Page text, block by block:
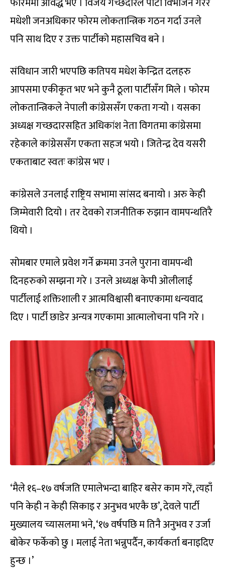
मधेशी जनअधिकार फोरम लोकतान्त्रिक गठन गर्दा उनले
पनि साथ दिए र उक्त पार्टीको महासचिव बने ।
संविधान जारी भएपछि कतिपय मधेश केन्द्रित दलहरु
आपसमा एकीकृत भए भने कुनै ठूला पार्टीसँग मिले । फोरम
लोकतान्त्रिकले नेपाली कांग्रेससँग एकता गर्‍यो । यसका
अध्यक्ष गच्छदारसहित अधिकांश नेता विगतमा कांग्रेसमा
रहेकाले कांग्रेससँग एकता सहज भयो । जितेन्द्र देव यसरी
एकताबाट स्वतः कांग्रेस भए ।
कांग्रेसले उनलाई राष्ट्रिय सभामा सांसद बनायो । अरु केही
जिम्मेवारी दियो । तर देवको राजनीतिक रुझान वामपन्थतिरै
थियो ।
सोमबार एमाले प्रवेश गर्ने क्रममा उनले पुराना वामपन्थी
दिनहरुको सम्झना गरे । उनले अध्यक्ष केपी ओलीलाई
पार्टीलाई शक्तिशाली र आत्मविश्वासी बनाएकामा धन्यवाद
दिए । पार्टी छाडेर अन्यत्र गएकामा आत्मालोचना पनि गरे ।
‘मैले १६–१७ वर्षजति एमालेभन्दा बाहिर बसेर काम गरें, त्यहाँ
पनि केही न केही सिकाइ र अनुभव भएकै छ’, देवले पार्टी
मुख्यालय च्यासलमा भने, ‘१७ वर्षपछि म तिनै अनुभव र उर्जा
बोकेर फर्केको छु । मलाई नेता भन्नुपर्दैन, कार्यकर्ता बनाइदिए
हुन्छ ।’